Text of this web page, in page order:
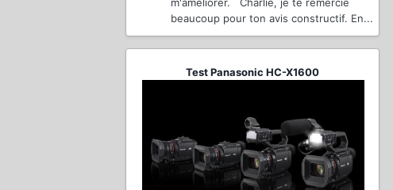
beaucoup pour ton avis constructif. En...
Test Panasonic HC-X1600